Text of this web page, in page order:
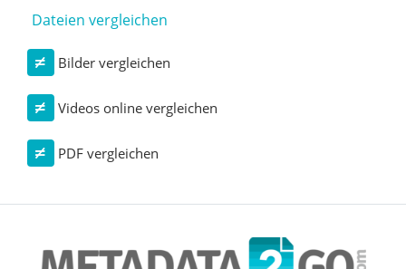
Dateien vergleichen
Bilder vergleichen
Videos online vergleichen
PDF vergleichen